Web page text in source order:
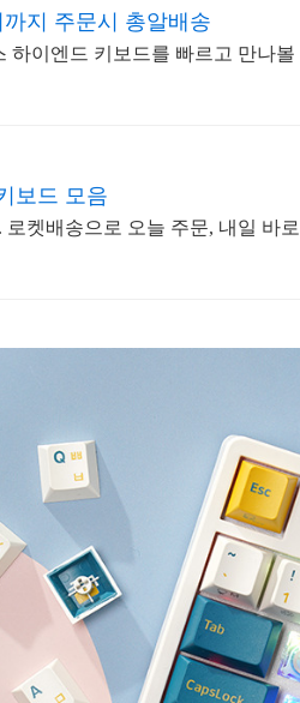
지 주문시 총알배송
하이엔드 키보드를 빠르고 만나
보드 모음
켓배송으로 오늘 주문, 내일 바